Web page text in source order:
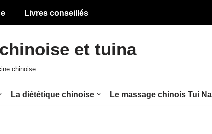
Livres conseillés
et tuina
chinoise
La diététique chinoise Le massage chinois Tui Na